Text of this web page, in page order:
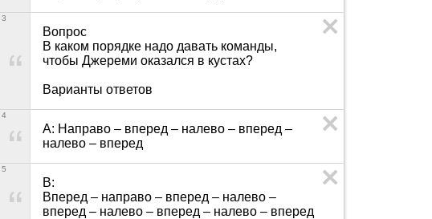
Вопрос
В каком порядке надо давать команды,
чтобы Джереми оказался в кустах?
Варианты ответов
3
A: Направо – вперед – налево – вперед –
налево – вперед
4
B:
Вперед – направо – вперед – налево –
вперед – налево – вперед – налево – вперед
5